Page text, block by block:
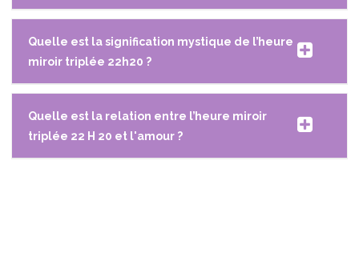
Quelle est la signification mystique de l’heure
miroir triplée 22h20 ?
Quelle est la relation entre l’heure miroir
triplée 22 H 20 et l'amour ?